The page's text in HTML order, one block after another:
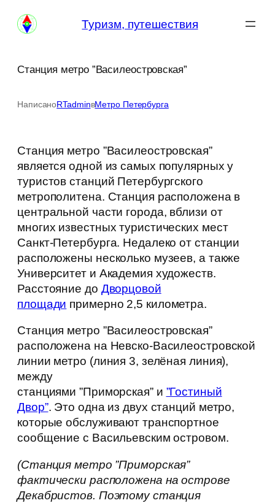
Перейти
Туризм, путешествия
Станция метро ”Василеостровская”
НаписаноRTadminвМетро Петербурга
Станция метро ”Василеостровская”
является одной из самых популярных у
туристов станций Петербургского
метрополитена. Станция расположена в
центральной части города, вблизи от
многих известных туристических мест
Санкт-Петербурга. Недалеко от станции
расположены несколько музеев, а также
Университет и Академия художеств.
Расстояние до Дворцовой
площади примерно 2,5 километра.
Станция метро ”Василеостровская”
расположена на Невско-Василеостровской
линии метро (линия 3, зелёная линия),
между
станциями ”Приморская” и ”Гостиный
Двор”. Это одна из двух станций метро,
которые обслуживают транспортное
сообщение с Васильевским островом.
(Станция метро ”Приморская”
фактически расположена на острове
Декабристов. Поэтому станция